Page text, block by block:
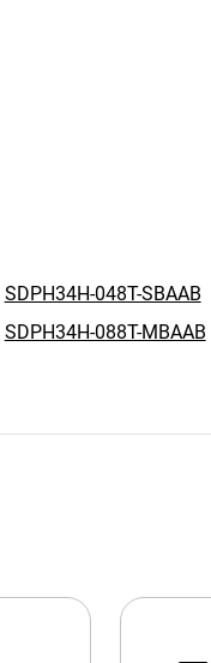
SDPH34H-048T-SBAAB
SDPH34H-088T-MBAAB